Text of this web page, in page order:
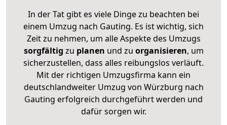
In der Tat gibt es viele Dinge zu beachten bei
einem Umzug nach Gauting. Es ist wichtig, sich
Zeit zu nehmen, um alle Aspekte des Umzugs
sorgfältig zu planen und zu organisieren, um
sicherzustellen, dass alles reibungslos verläuft.
Mit der richtigen Umzugsfirma kann ein
deutschlandweiter Umzug von Würzburg nach
Gauting erfolgreich durchgeführt werden und
dafür sorgen wir.